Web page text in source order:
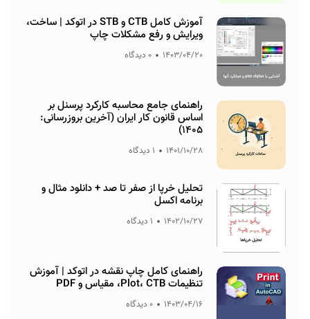
آموزش کامل CTB و STB در اتوکد | ساخت،
ویرایش و رفع مشکلات چاپ
1403/04/20 0 دیدگاه
راهنمای جامع محاسبه کارکرد پرسنل بر
اساس قانون کار ایران (آخرین بروزرسانی:
۱۴۰۵)
1401/10/28 1 دیدگاه
تحلیل خرپا از صفر تا صد + دانلود مثال و
برنامه اکسل
1402/10/27 1 دیدگاه
راهنمای کامل چاپ نقشه در اتوکد | آموزش
تنظیمات Plot، CTB، مقیاس و PDF
1403/04/16 0 دیدگاه